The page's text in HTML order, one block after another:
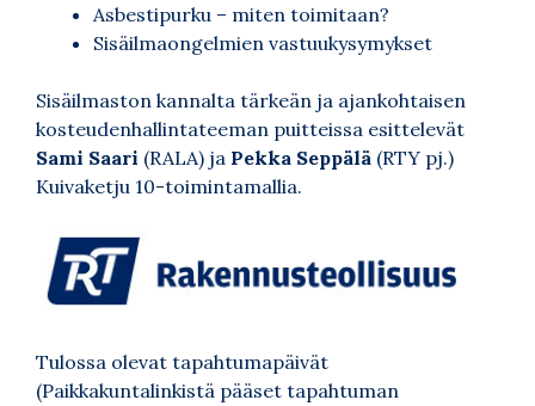
Asbestipurku – miten toimitaan?
Sisäilmaongelmien vastuukysymykset
Sisäilmaston kannalta tärkeän ja ajankohtaisen
kosteudenhallintateeman puitteissa esittelevät
Sami Saari (RALA) ja Pekka Seppälä (RTY pj.)
Kuivaketju 10-toimintamallia.
Tulossa olevat tapahtumapäivät
(Paikkakuntalinkistä pääset tapahtuman